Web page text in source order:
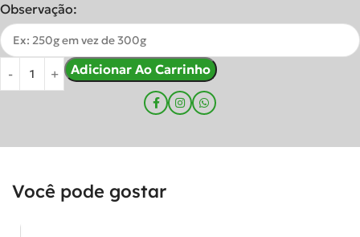
Observação:
Adicionar Ao Carrinho
Você pode gostar